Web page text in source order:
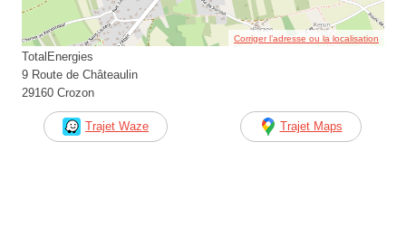
Corriger l’adresse ou la localisation
TotalEnergies
9 Route de Châteaulin
29160 Crozon
Trajet Waze Trajet Maps